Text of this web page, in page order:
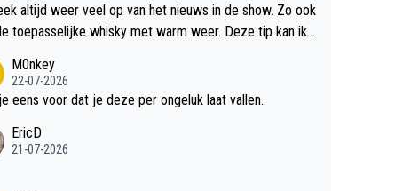
altijd weer veel op van het nieuws in de show. Zo ook
toepasselijke whisky met warm weer. Deze tip kan ik
M0nkey
22-07-2026
eens voor dat je deze per ongeluk laat vallen..
EricD
21-07-2026